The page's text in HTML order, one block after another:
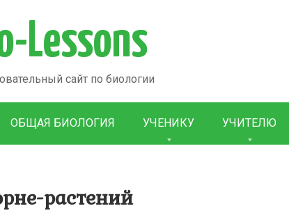
Lessons
сайт по биологии
ОБЩАЯ БИОЛОГИЯ УЧЕНИКУ УЧИТЕЛЮ
растений